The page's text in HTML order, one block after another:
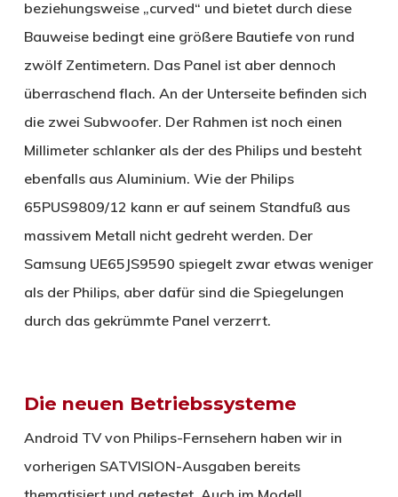
beziehungsweise „curved“ und bietet durch diese
Bauweise bedingt eine größere Bautiefe von rund
zwölf Zentimetern. Das Panel ist aber dennoch
überraschend flach. An der Unterseite befinden sich
die zwei Subwoofer. Der Rahmen ist noch einen
Millimeter schlanker als der des Philips und besteht
ebenfalls aus Aluminium. Wie der Philips
65PUS9809/12 kann er auf seinem Standfuß aus
massivem Metall nicht gedreht werden. Der
Samsung UE65JS9590 spiegelt zwar etwas weniger
als der Philips, aber dafür sind die Spiegelungen
durch das gekrümmte Panel verzerrt.
Die neuen Betriebssysteme
Android TV von Philips-Fernsehern haben wir in
vorherigen SATVISION-Ausgaben bereits